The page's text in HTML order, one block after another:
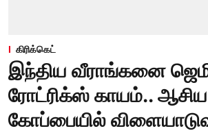
கிரிக்கெட்
இந்திய வீராங்கனை
ரோட்ரிக்ஸ் காயம்.. ஆசிய
கோப்பையில்